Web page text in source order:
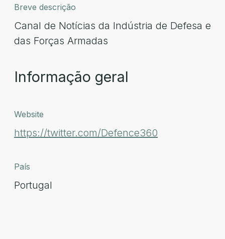
Breve descrição
Canal de Notícias da Indústria de Defesa e
das Forças Armadas
Informação geral
Website
https://twitter.com/Defence360
País
Portugal